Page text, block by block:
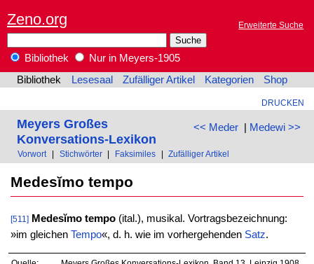
Zeno.org Erweiterte Suche
Bibliothek
Nur in Meyers-1905
Bibliothek
Lesesaal Zufälliger Artikel Kategorien Shop
DRUCKEN
<< Meder| Medewi >>
Meyers Großes
Konversations-Lexikon
Vorwort Stichwörter Faksimiles Zufälliger Artikel
Medesĭmo tempo
[511] Medesĭmo tempo(ital.), musikal. Vortragsbezeichnung:
»im gleichen Tempo«, d. h. wie im vorhergehenden Satz.